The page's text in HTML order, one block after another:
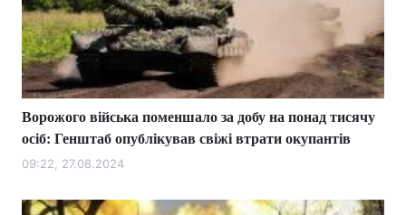
Ворожого війська поменшало за добу на понад тисячу
осіб: Генштаб опублікував свіжі втрати окупантів
09:22, 27.08.2024